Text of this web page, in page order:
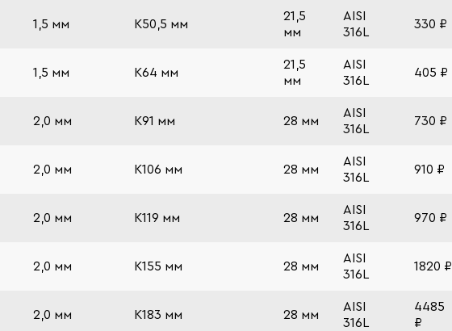
1,5 мм К50,5 мм
21,5
мм
AISI
316L
330 ₽
1,5 мм К64 мм
21,5
мм
AISI
316L
405 ₽
2,0 мм К91 мм 28 мм
AISI
316L
730 ₽
2,0 мм К106 мм 28 мм
AISI
316L
910 ₽
2,0 мм К119 мм 28 мм
AISI
316L
970 ₽
2,0 мм К155 мм 28 мм
AISI
316L
1820 ₽
2,0 мм К183 мм 28 мм
AISI
316L
4485
₽